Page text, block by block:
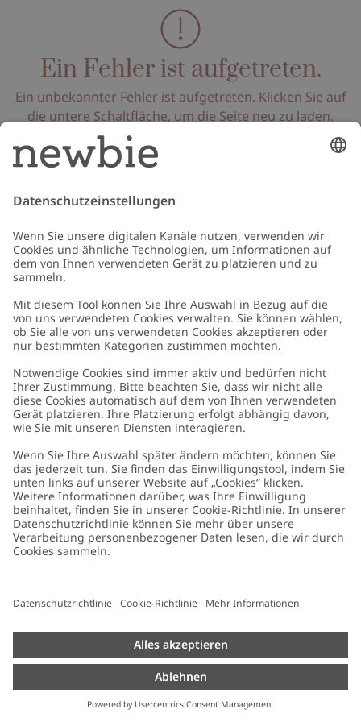
Ein Fehler ist aufgetreten.
Ein unbekannter Fehler ist aufgetreten. Klicken Sie auf
die untere Schaltfläche, um die Seite neu zu laden.
Seite neu laden